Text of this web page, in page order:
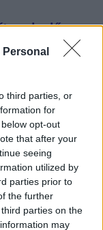
third parties, or
for
opt-out
that after your
seeing
utilized by
parties prior to
the further
parties on the
may
elő -
üzenetek